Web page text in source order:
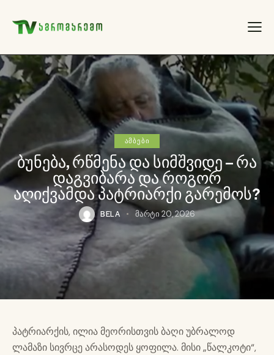
ᲐᲛᲑᲔᲑᲘ
ბუნება, რწმენა და სიმშვიდე – რა
დაგვიბარა და როგორ
აღიქვამდა პატრიარქი გარემოს?
BELA მარტი 20, 2026
პატრიარქის, ილია მეორისთვის ბაღი უბრალოდ
ლამაზი სივრცე არასოდეს ყოფილა. მისი „წალკოტი“,